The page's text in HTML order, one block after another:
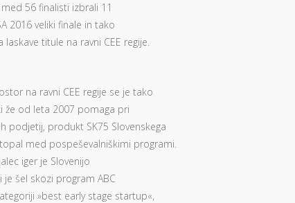
56 finalisti izbrali 11
2016 veliki finale in tako
titule na ravni CEE regije.
na ravni CEE regije se je tako
že od leta 2007 pomaga pri
podjetij, produkt SK75 Slovenskega
med pospeševalniškimi programi.
iger je Slovenijo
je šel skozi program ABC
»best early stage startup«,